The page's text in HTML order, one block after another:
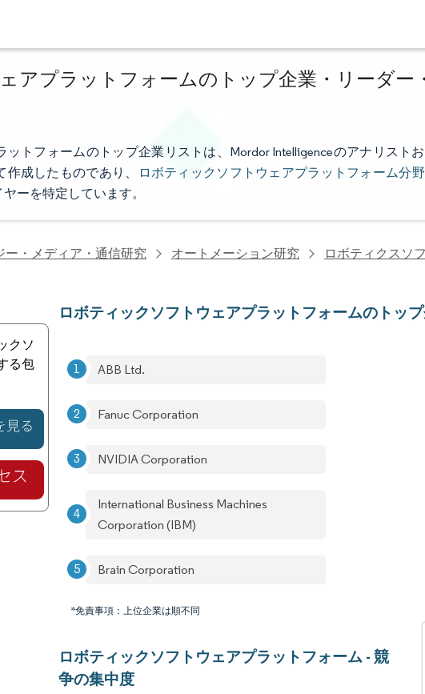
アプラットフォームのトップ企業・リーダー
トフォームのトップ企業リストは、Mordor Intelligenceのアナリスト
成したものであり、
ロボティックソフトウェアプラットフォーム分野
ーを特定しています。
ー・メディア・通信研究 オートメーション研究 ロボティクスソ
クソ
る包
ロボティックソフトウェアプラットフォームのトッ
ABB Ltd.
Fanuc Corporation
NVIDIA Corporation
International Business Machines
Corporation (IBM)
Brain Corporation
*免責事項：上位企業は順不同
ロボティックソフトウェアプラットフォーム - 競
争の集中度